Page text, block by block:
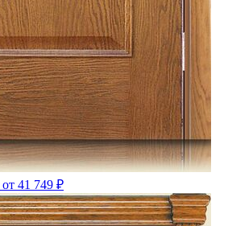
от 41 749 ₽